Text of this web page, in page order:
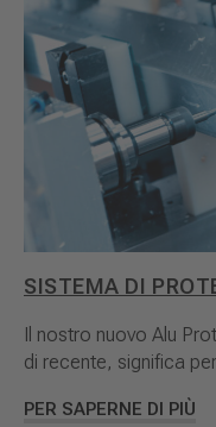
SISTEMA DI
Il nostro nuovo Alu
di recente, significa
PER SAPERNE DI PIÙ